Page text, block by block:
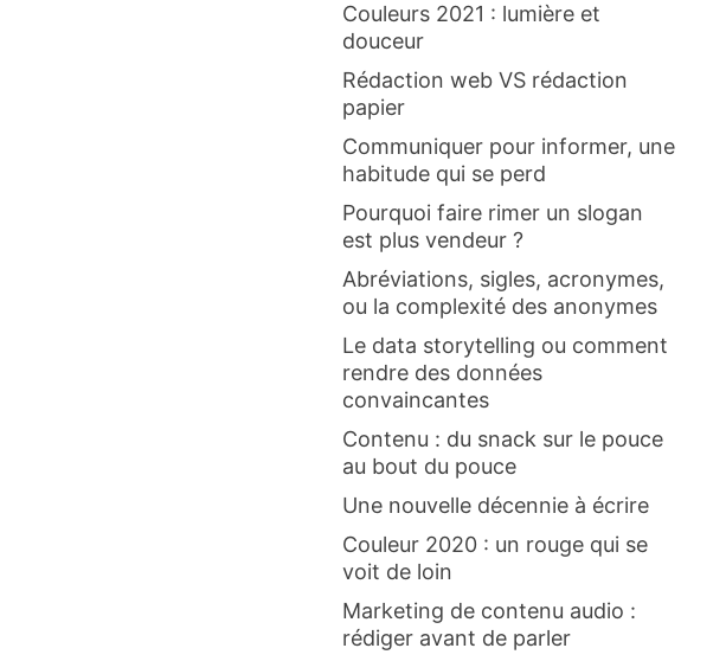
Couleurs 2021 : lumière et
douceur
Rédaction web VS rédaction
papier
Communiquer pour informer, une
habitude qui se perd
Pourquoi faire rimer un slogan
est plus vendeur ?
Abréviations, sigles, acronymes,
ou la complexité des anonymes
Le data storytelling ou comment
rendre des données
convaincantes
Contenu : du snack sur le pouce
au bout du pouce
Une nouvelle décennie à écrire
Couleur 2020 : un rouge qui se
voit de loin
Marketing de contenu audio :
rédiger avant de parler